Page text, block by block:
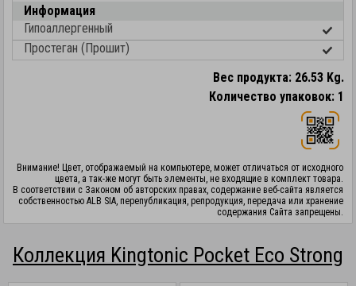
Информация
Гипоаллергенный
Простеган (Прошит)
Вес продукта: 26.53 Kg.
Количество упаковок: 1
Внимание! Цвет, отображаемый на компьютере, может отличаться от исходного
цвета, а так-же могут быть элементы, не входящие в комплект товара.
В соответствии с Законом об авторских правах, содержание веб-сайта является
собственностью ALB SIA, перепубликация, репродукция, передача или хранение
содержания Сайта запрещены.
Коллекция Kingtonic Pocket Eco Strong